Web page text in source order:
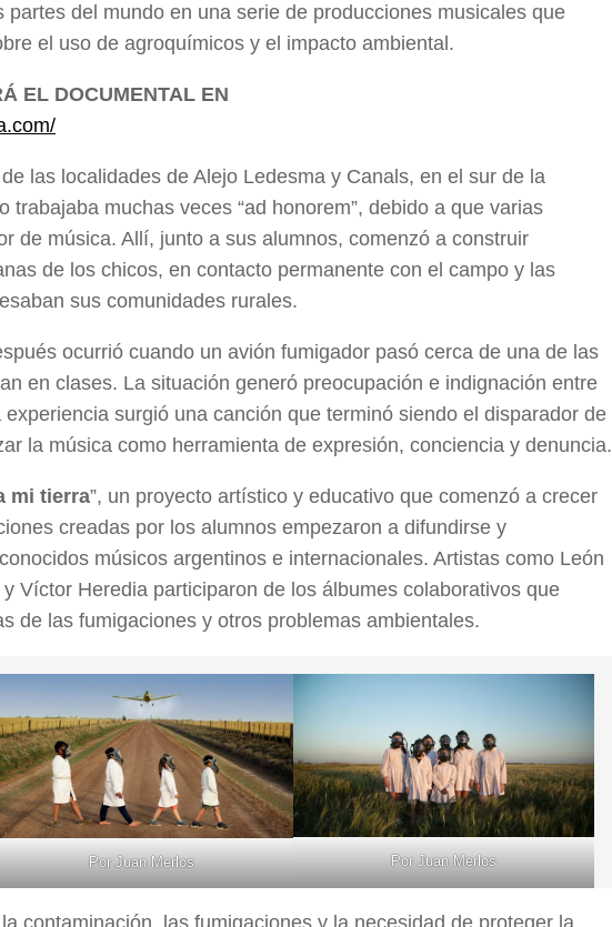
del mundo en una serie de producciones musicales que
el uso de agroquímicos y el impacto ambiental.
EL DOCUMENTAL EN
las localidades de Alejo Ledesma y Canals, en el sur de la
trabajaba muchas veces “ad honorem”, debido a que varias
de música. Allí, junto a sus alumnos, comenzó a construir
de los chicos, en contacto permanente con el campo y las
sus comunidades rurales.
ocurrió cuando un avión fumigador pasó cerca de una de las
en clases. La situación generó preocupación e indignación entre
surgió una canción que terminó siendo el disparador de
la música como herramienta de expresión, conciencia y denuncia.
mi tierra”, un proyecto artístico y educativo que comenzó a crecer
creadas por los alumnos empezaron a difundirse y
músicos argentinos e internacionales. Artistas como León
Víctor Heredia participaron de los álbumes colaborativos que
de las fumigaciones y otros problemas ambientales.
Por Juan Merlos Por Juan Merlos